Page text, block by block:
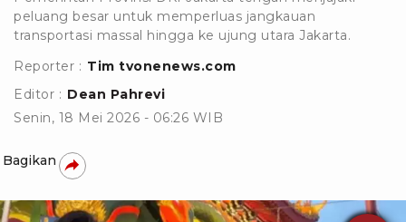
peluang besar untuk memperluas jangkauan
transportasi massal hingga ke ujung utara Jakarta.
Reporter : Tim tvonenews.com
Editor : Dean Pahrevi
Senin, 18 Mei 2026 - 06:26 WIB
Bagikan